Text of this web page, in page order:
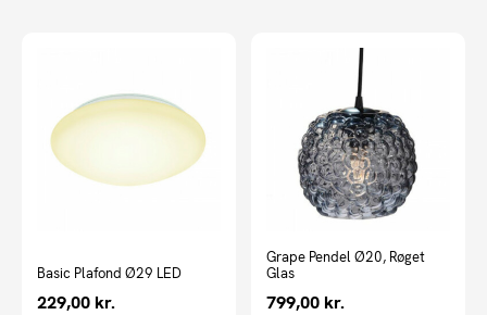
Basic Plafond Ø29 LED
229,00 kr.
Grape Pendel Ø20, Røget
Glas
799,00 kr.